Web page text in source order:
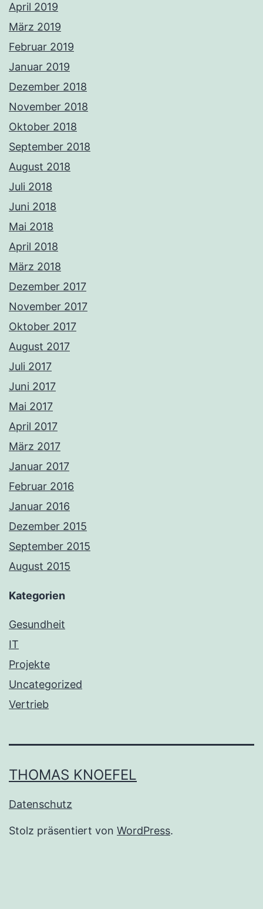
April 2019
März 2019
Februar 2019
Januar 2019
Dezember 2018
November 2018
Oktober 2018
September 2018
August 2018
Juli 2018
Juni 2018
Mai 2018
April 2018
März 2018
Dezember 2017
November 2017
Oktober 2017
August 2017
Juli 2017
Juni 2017
Mai 2017
April 2017
März 2017
Januar 2017
Februar 2016
Januar 2016
Dezember 2015
September 2015
August 2015
Kategorien
Gesundheit
IT
Projekte
Uncategorized
Vertrieb
THOMAS KNOEFEL
Datenschutz
Stolz präsentiert von WordPress.